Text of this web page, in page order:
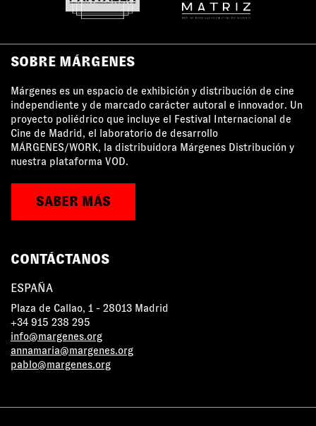
SOBRE MÁRGENES
Márgenes es un espacio de exhibición y distribución de cine
independiente y de marcado carácter autoral e innovador. Un
proyecto poliédrico que incluye el Festival Internacional de
Cine de Madrid, el laboratorio de desarrollo
MÁRGENES/WORK, la distribuidora Márgenes Distribución y
nuestra plataforma VOD.
SABER MÁS
CONTÁCTANOS
ESPAÑA
Plaza de Callao, 1 - 28013 Madrid
+34 915 238 295
info@margenes.org
annamaria@margenes.org
pablo@margenes.org